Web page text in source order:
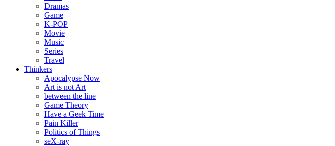
Dramas
Game
K-POP
Movie
Music
Series
Travel
Thinkers
Apocalypse Now
Art is not Art
between the line
Game Theory
Have a Geek Time
Pain Killer
Politics of Things
seX-ray